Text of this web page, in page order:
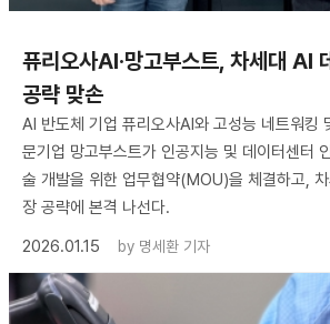
퓨리오사AI·망고부스트, 차세대 AI
공략 맞손
AI 반도체 기업 퓨리오사AI와 고성능 네트워킹
문기업 망고부스트가 인공지능 및 데이터센터
술 개발을 위한 업무협약(MOU)을 체결하고,
장 공략에 본격 나선다.
2026.01.15
by 명세환 기자